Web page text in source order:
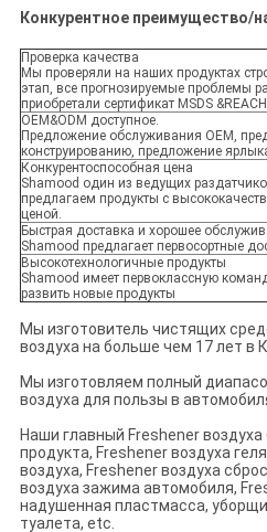
Конкурентное преимущество/
Проверка качества
Мы проверяли на наших продуктах
этап, все прогнозируемые проблемы
приобретали сертификат MSDS
OEM&ODM доступное.
Предложение обслуживания OEM,
конструированию, предложение
Конкурентоспособная цена
Shamood один из ведущих
предлагаем продукты с
ценой.
Быстрая доставка и хорошее
Shamood предлагает первосортные
Высокотехнологичные продукты
Shamood имеет первоклассную
развить новые продукты
Мы изготовитель чистящих
воздуха на больше чем 17 лет в
Мы изготовляем полный
воздуха для пользы в
Наши главный Freshener
продукта, Freshener воздуха
воздуха, Freshener воздуха
воздуха зажима автомобиля,
надушенная пластмасса,
туалета, etc.